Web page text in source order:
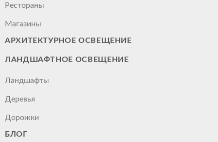
Рестораны
Магазины
АРХИТЕКТУРНОЕ ОСВЕЩЕНИЕ
ЛАНДШАФТНОЕ ОСВЕЩЕНИЕ
Ландшафты
Деревья
Дорожки
БЛОГ